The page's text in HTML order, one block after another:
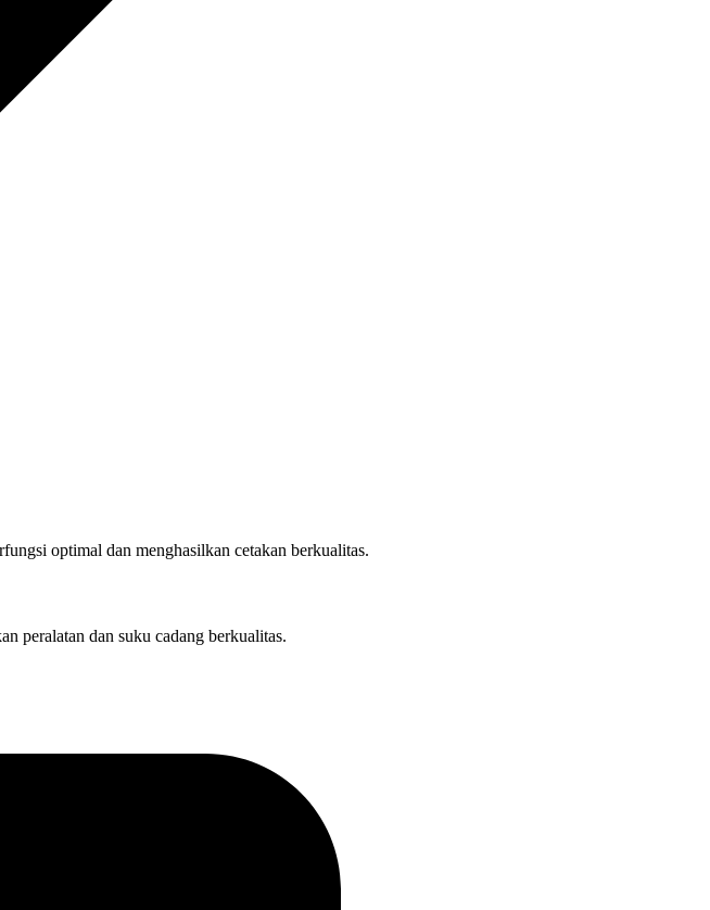
optimal dan menghasilkan cetakan berkualitas.
peralatan dan suku cadang berkualitas.